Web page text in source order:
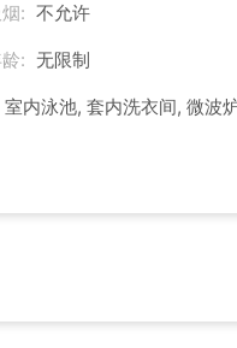
: 不允许
: 无限制
内泳池, 套内洗衣间, 微波